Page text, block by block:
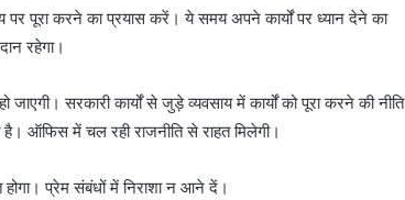
पूरा करने का प्रयास करें। ये समय अपने कार्यों पर ध्यान देने का
रहेगा।
सरकारी कार्यों से जुड़े व्यवसाय में कार्यों को पूरा करने की नीति
ऑफिस में चल रही राजनीति से राहत मिलेगी।
प्रेम संबंधों में निराशा न आने दें।